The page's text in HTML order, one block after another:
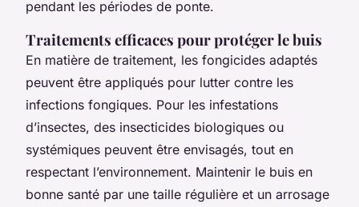
pendant les périodes de ponte.
Traitements efficaces pour protéger le buis
En matière de traitement, les fongicides adaptés
peuvent être appliqués pour lutter contre les
infections fongiques. Pour les infestations
d’insectes, des insecticides biologiques ou
systémiques peuvent être envisagés, tout en
respectant l’environnement. Maintenir le buis en
bonne santé par une taille régulière et un arrosage